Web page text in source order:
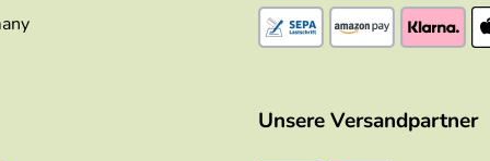
Unsere Versandpartner